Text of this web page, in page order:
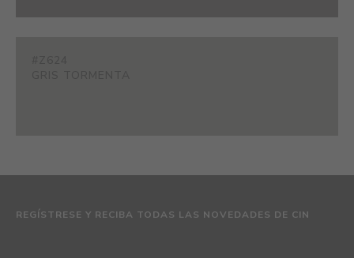
REGÍSTRESE Y RECIBA TODAS LAS NOVEDADES DE CIN